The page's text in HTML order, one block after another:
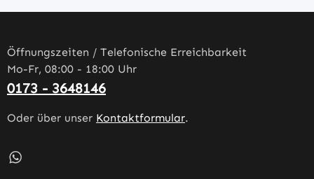
Öffnungszeiten / Telefonische Erreichbarkeit
Mo-Fr, 08:00 - 18:00 Uhr
0173 - 3648146
Oder über unser Kontaktformular.
Schreib uns auf WhatsApp – öffnet in neuem Tab